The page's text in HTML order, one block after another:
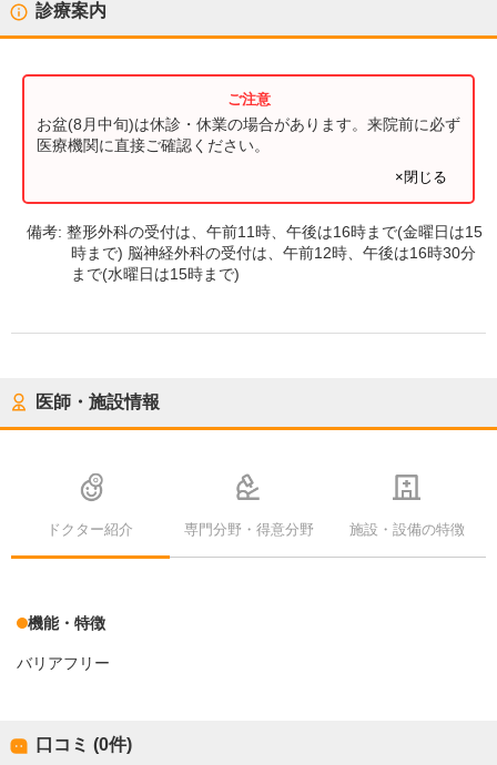
診療案内
お盆(8月中旬)は休診・休業の場合があります。来院前に必ず
医療機関に直接ご確認ください。
×閉じる
備考:整形外科の受付は、午前11時、午後は16時まで(金曜日は15
時まで) 脳神経外科の受付は、午前12時、午後は16時30分
まで(水曜日は15時まで)
医師・施設情報
ドクター紹介 専門分野・得意分野 施設・設備の特徴
機能・特徴
バリアフリー
口コミ (0件)